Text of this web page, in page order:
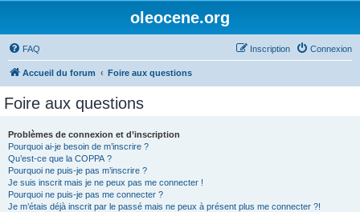
oleocene.org
FAQ Connexion
Inscription
Accueil du forum Foire aux questions
Foire aux questions
Problèmes de connexion et d’inscription
Pourquoi ai-je besoin de m’inscrire ?
Qu’est-ce que la COPPA ?
Pourquoi ne puis-je pas m’inscrire ?
Je suis inscrit mais je ne peux pas me connecter !
Pourquoi ne puis-je pas me connecter ?
Je m’étais déjà inscrit par le passé mais ne peux à présent plus me connecter ?!